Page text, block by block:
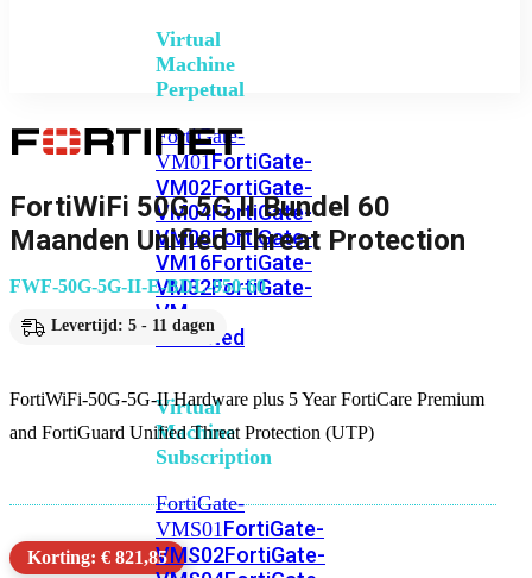
Virtual
Machine
Perpetual
FortiGate-
VM01FortiGate-
VM02FortiGate-
VM04FortiGate-
VM08FortiGate-
VM16FortiGate-
VM32FortiGate-
VM
Unlimited
Virtual
Machine
Subscription
FortiGate-
VMS01FortiGate-
VMS02FortiGate-
FortiWiFi 50G 5G II Bundel 60
Maanden Unified Threat Protection
FWF-50G-5G-II-E-BDL-950-60
Levertijd: 5 - 11 dagen
FortiWiFi-50G-5G-II Hardware plus 5 Year FortiCare Premium
and FortiGuard Unified Threat Protection (UTP)
Korting: € 821,85